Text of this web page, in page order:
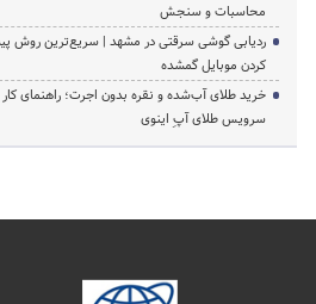
محاسبات و سنجش
ردیابی گوشی سرقتی در مشهد | سریع‌ترین روش
کردن موبایل گمشده
خرید طلای آب‌شده و نقره بدون اجرت؛ راهنمای کار
سرویس طلای آپِ اینوی